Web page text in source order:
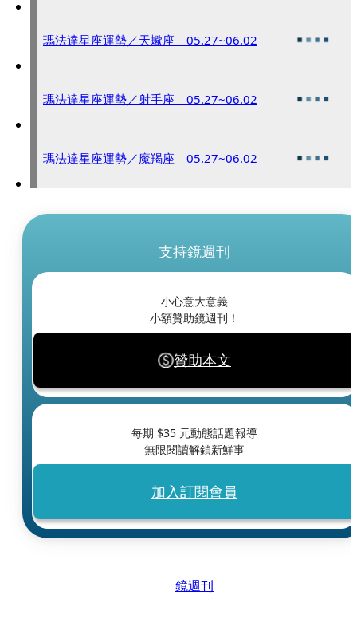
瑪法達星座運勢／天蠍座 05.27~06.02
瑪法達星座運勢／射手座 05.27~06.02
瑪法達星座運勢／魔羯座 05.27~06.02
支持鏡週刊
小心意大意義
小額贊助鏡週刊！
贊助本文
每期 $35 元動態話題報導
無限閱讀解鎖新鮮事
加入訂閱會員
鏡週刊